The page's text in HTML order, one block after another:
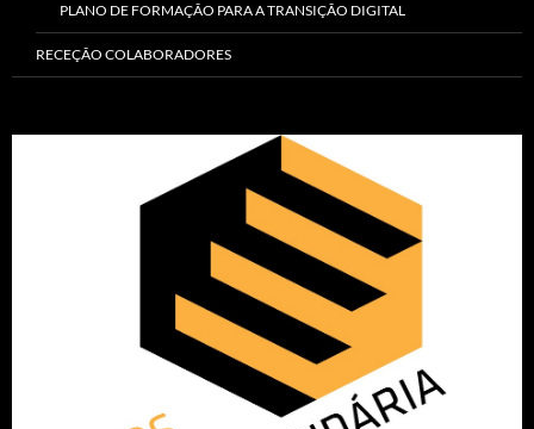
PLANO DE FORMAÇÃO PARA A TRANSIÇÃO DIGITAL
RECEÇÃO COLABORADORES